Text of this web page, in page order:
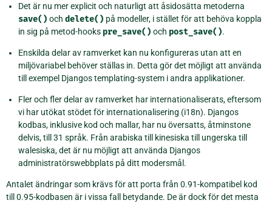
Det är nu mer explicit och naturligt att åsidosätta metoderna
save() och delete() på modeller, i stället för att behöva koppla
in sig på metod-hooks pre_save() och post_save().
Enskilda delar av ramverket kan nu konfigureras utan att en
miljövariabel behöver ställas in. Detta gör det möjligt att använda
till exempel Djangos templating-system i andra applikationer.
Fler och fler delar av ramverket har internationaliserats, eftersom
vi har utökat stödet för internationalisering (i18n). Djangos
kodbas, inklusive kod och mallar, har nu översatts, åtminstone
delvis, till 31 språk. Från arabiska till kinesiska till ungerska till
walesiska, det är nu möjligt att använda Djangos
administratörswebbplats på ditt modersmål.
Antalet ändringar som krävs för att porta från 0.91-kompatibel kod
till 0.95-kodbasen är i vissa fall betydande. De är dock för det mesta